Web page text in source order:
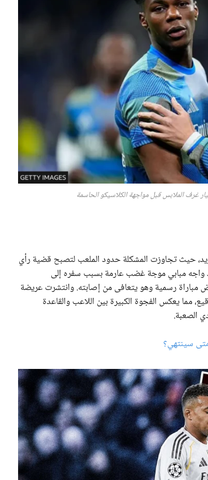
غرف الملابس قبل مواجهة الكلاسيكو الحاسمة
حيث تجاوزت المشكلة حدود الملعب لتصبح قضية رأي
واجه مبابي موجة غضب عارمة بسبب سفره إلى
رسمية وهو يتعافى من إصابته. وانتشرت عريضة
النجم الفرنسي، حصدت أكثر من 46 مليون توقيع، مما يعكس الفجوة الكبيرة بين اللاعب والقاعدة
الصعبة.
سينتهي؟